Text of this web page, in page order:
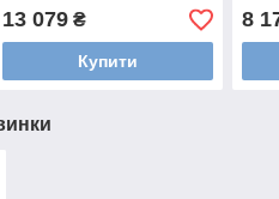
13 079₴
Купити
8